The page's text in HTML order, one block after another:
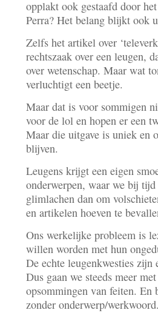
opplakt ook gestaafd door
Perra? Het belang blijkt ook
Zelfs het artikel over
rechtszaak over een leugen,
over wetenschap. Maar wat
verluchtigt een beetje.
Maar dat is voor sommigen
voor de lol en hopen er een
Maar die uitgave is uniek en
blijven.
Leugens krijgt een eigen
onderwerpen, waar we bij
glimlachen dan om
en artikelen hoeven te
Ons werkelijke probleem is
willen worden met hun
De echte leugenkwesties zijn
Dus gaan we steeds meer
opsommingen van feiten. En
zonder onderwerp/